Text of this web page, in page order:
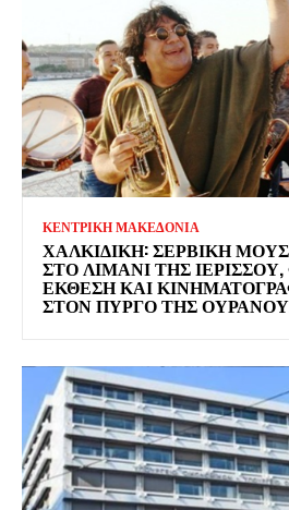
ΚΕΝΤΡΙΚΗ ΜΑΚΕΔΟΝΙΑ
ΧΑΛΚΙΔΙΚΉ: ΣΕΡΒΙΚΉ
ΣΤΟ ΛΙΜΆΝΙ ΤΗΣ
ΈΚΘΕΣΗ ΚΑΙ
ΣΤΟΝ ΠΎΡΓΟ ΤΗΣ